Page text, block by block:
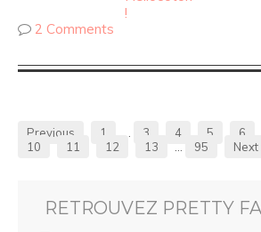
2 Comments
Previous 1 … 3 4 5 6
10
11 12 13 … 95 Next
RETROUVEZ PRETTY